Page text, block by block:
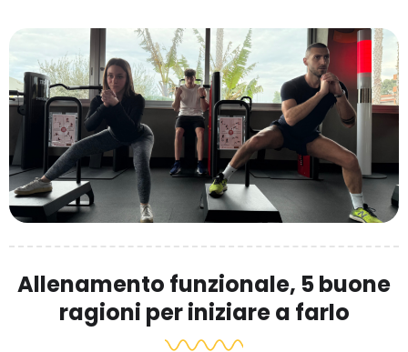
Allenamento funzionale, 5 buone
ragioni per iniziare a farlo